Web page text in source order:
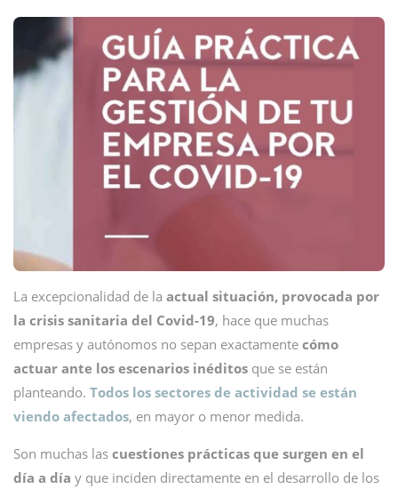
La excepcionalidad de la actual situación, provocada por
la crisis sanitaria del Covid-19, hace que muchas
empresas y autónomos no sepan exactamente cómo
actuar ante los escenarios inéditos que se están
planteando. Todos los sectores de actividad se están
viendo afectados, en mayor o menor medida.
Son muchas las cuestiones prácticas que surgen en el
día a día y que inciden directamente en el desarrollo de los